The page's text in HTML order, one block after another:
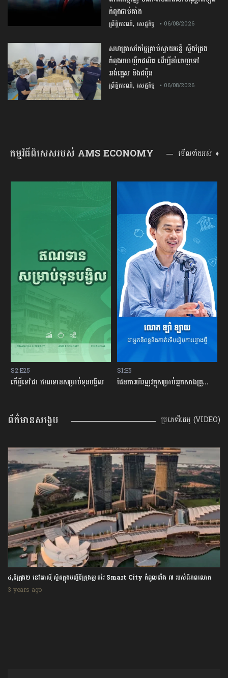
កំពុងជាប់គាំង
ព្រឹត្តិការណ៍, សេដ្ឋកិច្ច • 06/08/2026
សហគ្រាសកែច្នៃគ្រាប់ស្វាយចន្ទី ស្ទឹងត្រែង
កំពុងមមាញឹកផលិត ដើម្បីនាំចេញទៅ
អង់គ្លេស និងជប៉ុន
ព្រឹត្តិការណ៍, សេដ្ឋកិច្ច • 06/08/2026
កម្មវិធីពិសេសរបស់ AMS ECONOMY មើលទាំងអស់ ➧
S2:E25
តើអ្វីទៅជា​ ឥណទានសម្រាប់ទុនបង្វិល
S1:E5
ផែនការហិរញ្ញវត្ថុសម្រាប់អ្នកសាងគ្រួសារថ្មីថ្មោង
ព័ត៌មានសង្ខេប ប្រភេទវីដេអូ (VIDEO)
៤,ទីក្រុង២ នៅអាស៊ី ស្ថិតក្នុងបញ្ជីទីក្រុងឆ្លាតវៃ Smart City កំពូលទាំង ៧ របស់ពិភពលោក
3 years ago